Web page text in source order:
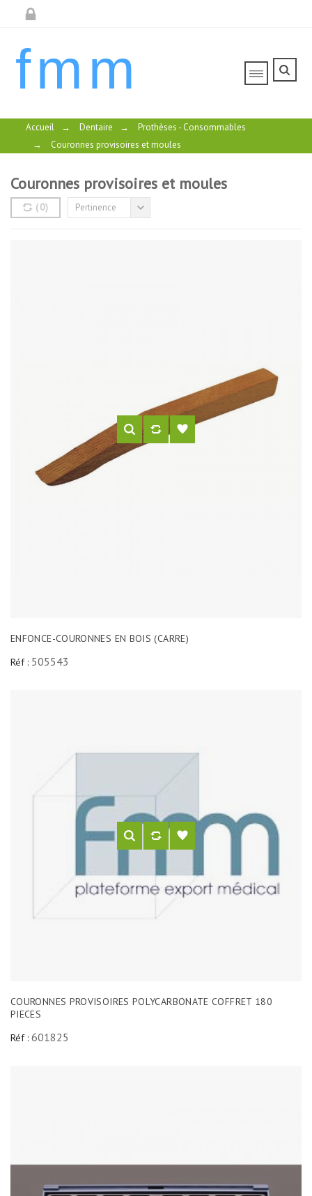
fmm
Accueil → Dentaire →
Prothèses - Consommables
→
Couronnes provisoires et moules
Couronnes provisoires et moules
(0) Pertinence
ENFONCE-COURONNES EN BOIS (CARRE)
Réf : 505543
COURONNES PROVISOIRES POLYCARBONATE COFFRET 180
PIECES
Réf : 601825